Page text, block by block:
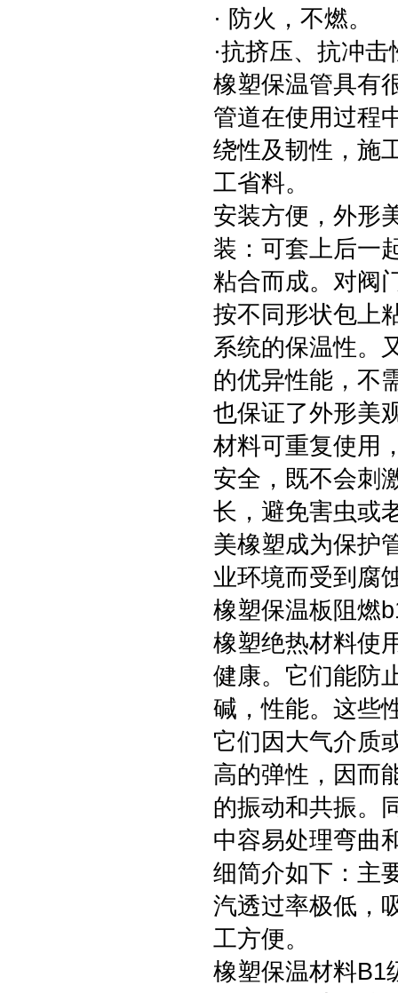
· 防火，不燃。
·抗挤压、抗冲击
橡塑保温管具有
管道在使用过程
绕性及韧性，施
工省料。
安装方便，外形
装：可套上后一
粘合而成。对阀
按不同形状包上
系统的保温性。
的优异性能，不
也保证了外形美
材料可重复使用
安全，既不会刺
长，避免害虫或
美橡塑成为保护
业环境而受到腐
橡塑保温板阻燃
橡塑绝热材料使
健康。它们能防
碱，性能。这些
它们因大气介质
高的弹性，因而
的振动和共振。
中容易处理弯曲
细简介如下：主
汽透过率极低，
工方便。
橡塑保温材料B1